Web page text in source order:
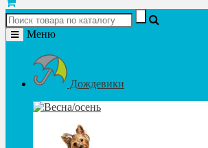
Меню
Дождевики